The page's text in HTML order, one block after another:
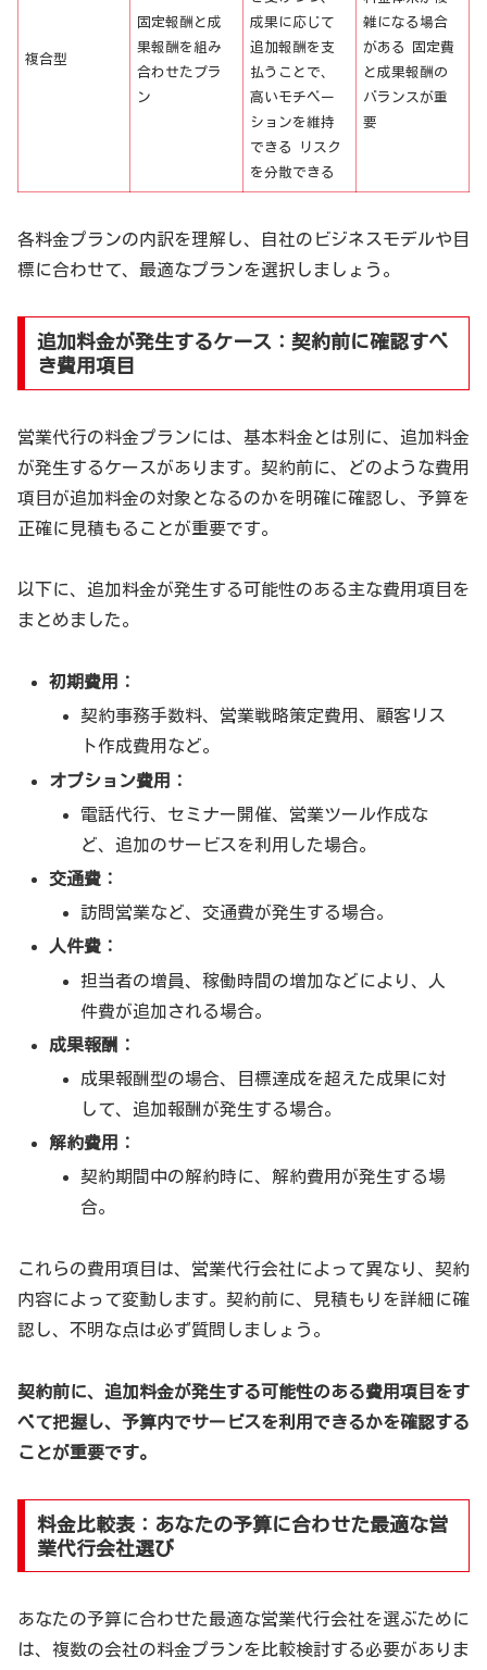
複合型
固定報酬と成
果報酬を組み
合わせたプラ
ン
成果に応じて
追加報酬を支
払うことで、
高いモチベー
ションを維持
できる リスク
を分散できる
雑になる場合
がある 固定費
と成果報酬の
バランスが重
要
各料金プランの内訳を理解し、自社のビジネスモデルや目
標に合わせて、最適なプランを選択しましょう。
追加料金が発生するケース：契約前に確認すべ
き費用項目
営業代行の料金プランには、基本料金とは別に、追加料金
が発生するケースがあります。契約前に、どのような費用
項目が追加料金の対象となるのかを明確に確認し、予算を
正確に見積もることが重要です。
以下に、追加料金が発生する可能性のある主な費用項目を
まとめました。
初期費用：
契約事務手数料、営業戦略策定費用、顧客リス
ト作成費用など。
オプション費用：
電話代行、セミナー開催、営業ツール作成な
ど、追加のサービスを利用した場合。
交通費：
訪問営業など、交通費が発生する場合。
人件費：
担当者の増員、稼働時間の増加などにより、人
件費が追加される場合。
成果報酬：
成果報酬型の場合、目標達成を超えた成果に対
して、追加報酬が発生する場合。
解約費用：
契約期間中の解約時に、解約費用が発生する場
合。
これらの費用項目は、営業代行会社によって異なり、契約
内容によって変動します。契約前に、見積もりを詳細に確
認し、不明な点は必ず質問しましょう。
契約前に、追加料金が発生する可能性のある費用項目をす
べて把握し、予算内でサービスを利用できるかを確認する
ことが重要です。
料金比較表：あなたの予算に合わせた最適な営
業代行会社選び
あなたの予算に合わせた最適な営業代行会社を選ぶために
は、複数の会社の料金プランを比較検討する必要がありま